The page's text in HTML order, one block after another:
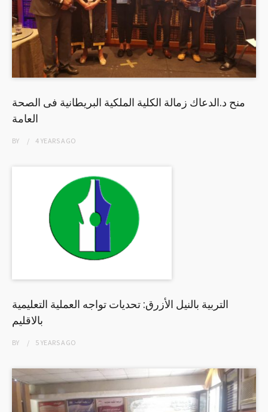
منح د.الدعاك زمالة الكلية الملكية البريطانية فى الصحة
العامة
BY 4 YEARSAGO
التربية بالنيل الأزرق: تحديات تواجه العملية التعليمية
بالاقليم
BY 5 YEARSAGO